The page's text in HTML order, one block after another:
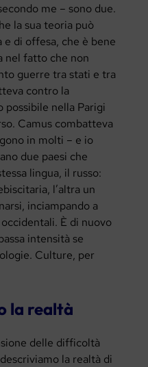
me – sono due.
la sua teoria può
di offesa, che è bene
nel fatto che non
guerre tra stati e tra
contro la
possibile nella Parigi
Camus combatteva
in molti – e io
due paesi che
lingua, il russo:
l’altra un
inciampando a
È di nuovo
intensità se
Culture, per
la realtà
delle difficoltà
la realtà di